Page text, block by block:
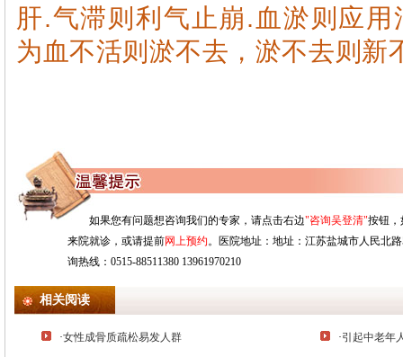
肝.气滞则利气止崩.血淤则应
为血不活则淤不去，淤不去则新
如果您有问题想咨询我们的专家，请点击右边"咨询吴登清"按钮，
来院就诊，或请提前网上预约。医院地址：地址：江苏盐城市人民北
询热线：0515-88511380 13961970210
相关阅读
·女性成骨质疏松易发人群 ·引起中老年